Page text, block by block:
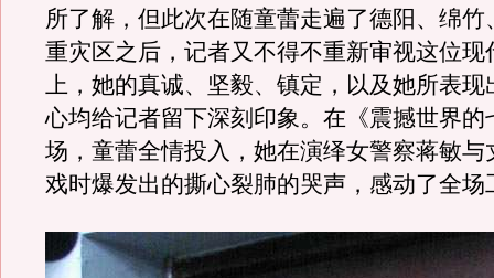
所了解，但此次在随童蕾走遍了德阳、绵竹
重灾区之后，记者又不得不重新审视这位现
上，她的真诚、坚毅、镇定，以及她所表现
心均给记者留下深刻印象。在《震撼世界的
场，童蕾全情投入，她在演绎女警察蒋敏与
戏时爆发出的撕心裂肺的哭声，感动了全场